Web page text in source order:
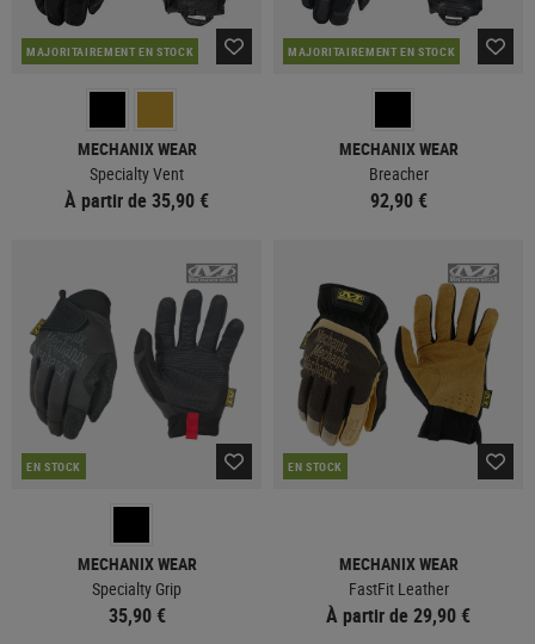
MAJORITAIREMENT EN STOCK
MECHANIX WEAR
Specialty Vent
À partir de 35,90 €
MAJORITAIREMENT EN STOCK
MECHANIX WEAR
Breacher
92,90 €
EN STOCK
MECHANIX WEAR
Specialty Grip
35,90 €
EN STOCK
MECHANIX WEAR
FastFit Leather
À partir de 29,90 €